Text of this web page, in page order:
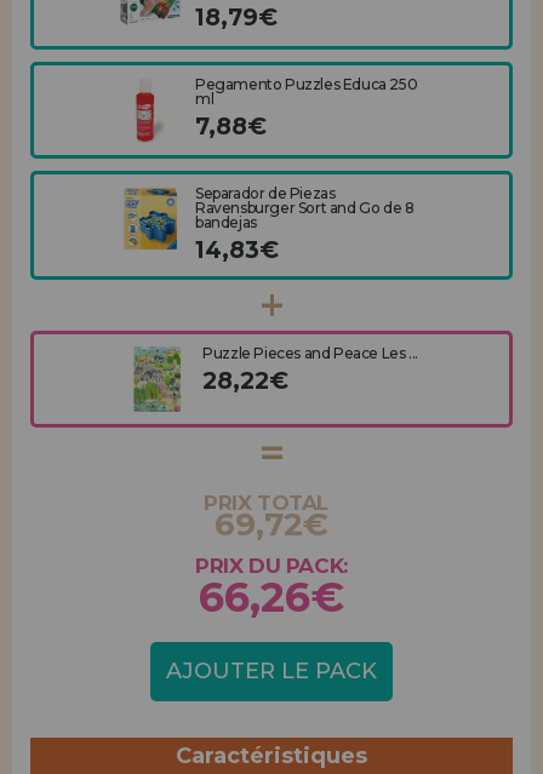
18,79€
Pegamento Puzzles Educa 250
ml
7,88€
Separador de Piezas
Ravensburger Sort and Go de 8
bandejas
14,83€
Puzzle Pieces and Peace Les ...
28,22€
PRIX TOTAL
69,72€
PRIX DU PACK:
66,26€
AJOUTER LE PACK
Caractéristiques